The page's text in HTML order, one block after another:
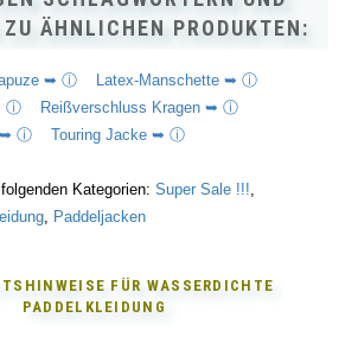
ÄHNLICHEN PRODUKTEN:
➥ ⓘ Latex-Manschette ➥ ⓘ
➥ ⓘ Reißverschluss Kragen ➥ ⓘ
➥ ⓘ Touring Jacke ➥ ⓘ
Kategorien: Super Sale !!!
, Paddeljacken
FÜR WASSERDICHTE
PADDELKLEIDUNG